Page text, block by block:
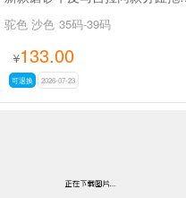
驼色 沙色 35码-39码
¥133.00
可退换 2026-07-23